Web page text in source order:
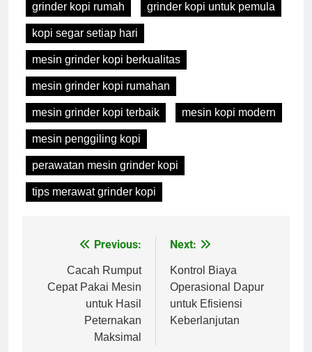
grinder kopi rumah grinder kopi untuk pemula
kopi segar setiap hari
mesin grinder kopi berkualitas
mesin grinder kopi rumahan
mesin grinder kopi terbaik mesin kopi modern
mesin penggiling kopi
perawatan mesin grinder kopi
tips merawat grinder kopi
NavigasiPrevious:
Cacah Rumput
Cepat Pakai Mesin
untuk Hasil
Peternakan
Maksimal
Next:
Kontrol Biaya
Operasional Dapur
untuk Efisiensi
Keberlanjutan